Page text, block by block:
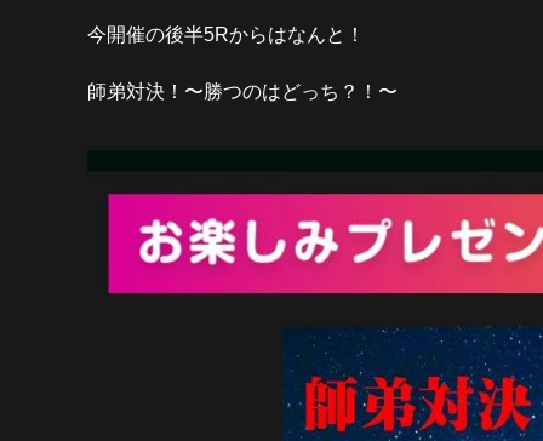
今開催の後半5Rからはなんと！
師弟対決！〜勝つのはどっち？！〜